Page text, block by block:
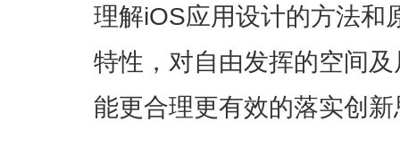
理解iOS应用设计的方法和
特性，对自由发挥的空间
能更合理更有效的落实创